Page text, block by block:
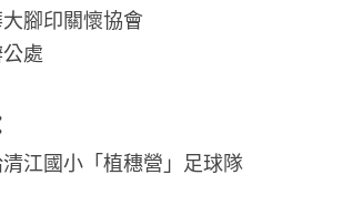
腳印關懷協會
處
江國小「植穗營」足球隊